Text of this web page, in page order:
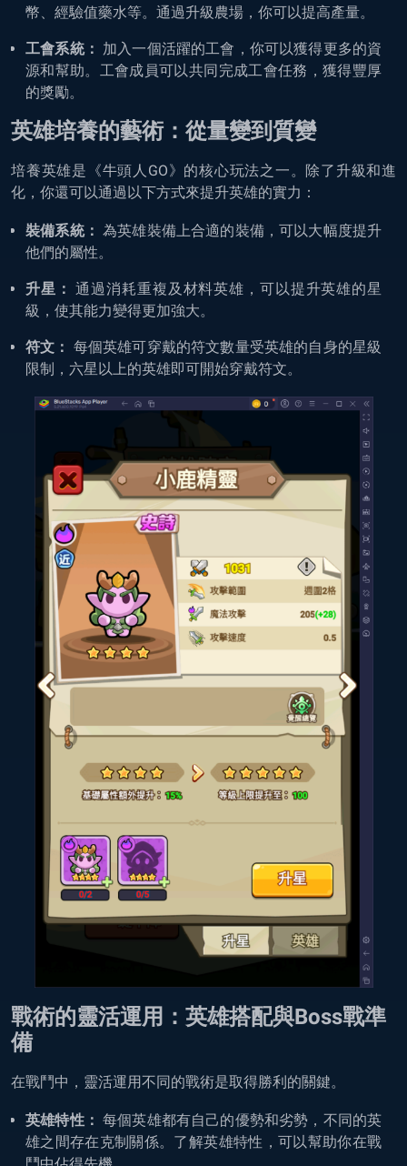
幣、經驗值藥水等。通過升級農場，你可以提高產量。
工會系統： 加入一個活躍的工會，你可以獲得更多的資
源和幫助。工會成員可以共同完成工會任務，獲得豐厚
的獎勵。
英雄培養的藝術：從量變到質變
培養英雄是《牛頭人GO》的核心玩法之一。除了升級和進
化，你還可以通過以下方式來提升英雄的實力：
裝備系統： 為英雄裝備上合適的裝備，可以大幅度提升
他們的屬性。
升星： 通過消耗重複及材料英雄，可以提升英雄的星
級，使其能力變得更加強大。
符文： 每個英雄可穿戴的符文數量受英雄的自身的星級
限制，六星以上的英雄即可開始穿戴符文。
戰術的靈活運用：英雄搭配與Boss戰準
備
在戰鬥中，靈活運用不同的戰術是取得勝利的關鍵。
英雄特性： 每個英雄都有自己的優勢和劣勢，不同的英
雄之間存在克制關係。了解英雄特性，可以幫助你在戰